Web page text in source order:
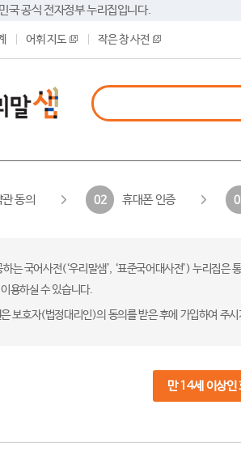
국 공식 전자정부 누리집입니다.
어휘 지도 작은 창 사전
동의 02 휴대폰 인증
는 국어사전(‘우리말샘’, ‘표준국어대사전’) 누리집
용하실 수 있습니다.
보호자(법정대리인)의 동의를 받은 후에 가입하여 주
만 14세 이상인